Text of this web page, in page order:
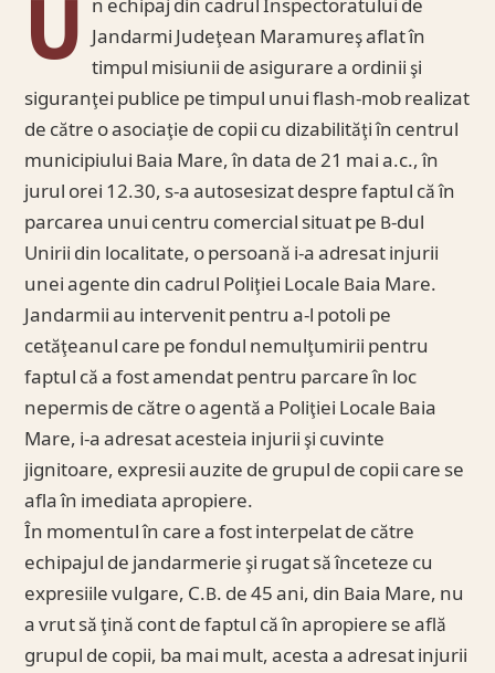
U n echipaj din cadrul Inspectoratului de
Jandarmi Judeţean Maramureş aflat în
timpul misiunii de asigurare a ordinii şi
siguranţei publice pe timpul unui flash-mob realizat
de către o asociaţie de copii cu dizabilităţi în centrul
municipiului Baia Mare, în data de 21 mai a.c., în
jurul orei 12.30, s-a autosesizat despre faptul că în
parcarea unui centru comercial situat pe B-dul
Unirii din localitate, o persoană i-a adresat injurii
unei agente din cadrul Poliţiei Locale Baia Mare.
Jandarmii au intervenit pentru a-l potoli pe
cetăţeanul care pe fondul nemulţumirii pentru
faptul că a fost amendat pentru parcare în loc
nepermis de către o agentă a Poliţiei Locale Baia
Mare, i-a adresat acesteia injurii şi cuvinte
jignitoare, expresii auzite de grupul de copii care se
afla în imediata apropiere.
În momentul în care a fost interpelat de către
echipajul de jandarmerie şi rugat să înceteze cu
expresiile vulgare, C.B. de 45 ani, din Baia Mare, nu
a vrut să ţină cont de faptul că în apropiere se află
grupul de copii, ba mai mult, acesta a adresat injurii